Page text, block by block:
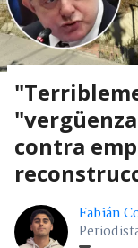
contra
Fabián